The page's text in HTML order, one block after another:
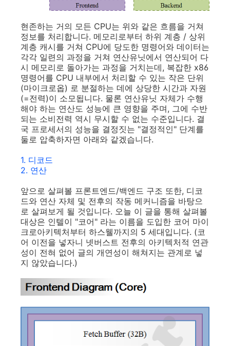
현존하는 거의 모든 CPU는 위와 같은 흐름을 거쳐
정보를 처리합니다. 메모리로부터 하위 계층 / 상위
계층 캐시를 거쳐 CPU에 당도한 명령어와 데이터는
각각 일련의 과정을 거쳐 연산유닛에서 연산되어 다
시 메모리로 돌아가는 과정을 거치는데, 복잡한 x86
명령어를 CPU 내부에서 처리할 수 있는 작은 단위
(마이크로옵) 로 분절하는 데에 상당한 시간과 자원
(=전력)이 소모됩니다. 물론 연산유닛 자체가 수행
해야 하는 연산도 성능에 큰 영향을 주며, 그에 수반
되는 소비전력 역시 무시할 수 없는 수준입니다. 결
국 프로세서의 성능을 결정짓는 "결정적인" 단계를
둘로 압축하자면 아래와 같겠습니다.
1. 디코드
2. 연산
앞으로 살펴볼 프론트엔드/백엔드 구조 또한, 디코
드와 연산 자체 및 전후의 작동 메커니즘을 바탕으
로 살펴보게 될 것입니다. 오늘 이 글을 통해 살펴볼
대상은 인텔이 "코어" 라는 이름을 도입한 코어 마이
크로아키텍처부터 하스웰까지의 5 세대입니다. (코
어 이전을 넣자니 넷버스트 전후의 아키텍처적 연관
성이 전혀 없어 글의 개연성이 해쳐지는 관계로 넣
지 않았습니다.)